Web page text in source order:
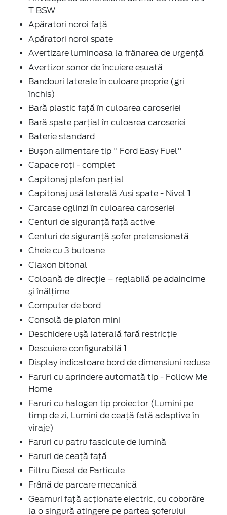
T BSW
Apăratori noroi faţă
Apăratori noroi spate
Avertizare luminoasa la frânarea de urgenţă
Avertizor sonor de încuiere eșuată
Bandouri laterale în culoare proprie (gri
închis)
Bară plastic față în culoarea caroseriei
Bară spate parţial în culoarea caroseriei
Baterie standard
Bușon alimentare tip '' Ford Easy Fuel''
Capace roți - complet
Capitonaj plafon parţial
Capitonaj usă laterală /uși spate - Nivel 1
Carcase oglinzi în culoarea caroseriei
Centuri de siguranţă faţă active
Centuri de siguranţă șofer pretensionată
Cheie cu 3 butoane
Claxon bitonal
Coloană de direcție – reglabilă pe adaincime
şi înălţime
Computer de bord
Consolă de plafon mini
Deschidere ușă laterală fară restricție
Descuiere configurabilă 1
Display indicatoare bord de dimensiuni reduse
Faruri cu aprindere automată tip - Follow Me
Home
Faruri cu halogen tip proiector (Lumini pe
timp de zi, Lumini de ceață fată adaptive în
viraje)
Faruri cu patru fascicule de lumină
Faruri de ceaţă faţă
Filtru Diesel de Particule
Frână de parcare mecanică
Geamuri faţă acţionate electric, cu coborâre
la o singură atingere pe partea şoferului